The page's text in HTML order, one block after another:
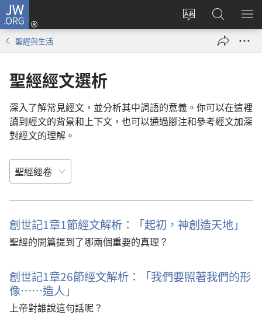
JW.ORG
更
登
入
（開
搜
尋
JW.ORG
顯
聖經與生活
聖經經文選析
深入了解常見經文，並分析其中詞語的意義。你可以在這裡
讀到經文的背景和上下文，也可以通過腳注和參考經文加深
對經文的理解。
創世記1章1節經文解析：「起初，神創造天地」
聖經的開篇提到了哪兩個重要的真理？
創世記1章26節經文解析：「我們要照著我們的形
像……造人」
上帝對誰說這句話呢？